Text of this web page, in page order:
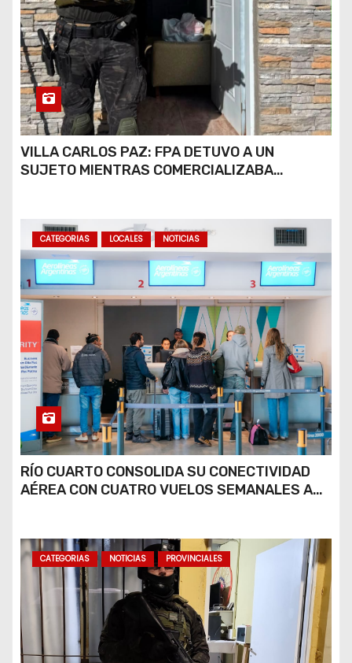
VILLA CARLOS PAZ: FPA DETUVO A UN
SUJETO MIENTRAS COMERCIALIZABA
CATEGORIAS LOCALES NOTICIAS
RÍO CUARTO CONSOLIDA SU CONECTIVIDAD
AÉREA CON CUATRO VUELOS SEMANALES A
CATEGORIAS NOTICIAS PROVINCIALES